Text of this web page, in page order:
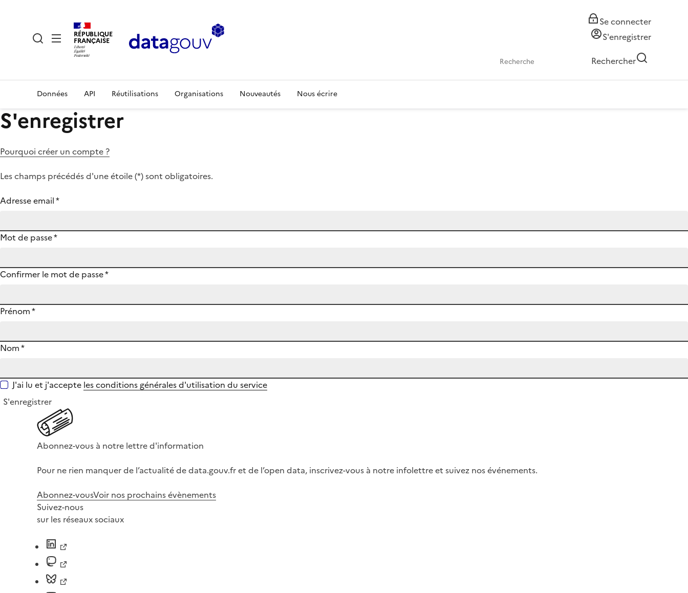
RÉPUBLIQUE
FRANÇAISE
Se connecter
S'enregistrer
Rechercher
Données API Réutilisations Organisations Nouveautés Nous écrire
S'enregistrer
Pourquoi créer un compte ?
Les champs précédés d'une étoile (*) sont obligatoires.
Adresse email*
Mot de passe*
Confirmer le mot de passe*
Prénom*
Nom*
J'ai lu et j'accepte les conditions générales d'utilisation du service
S'enregistrer
Abonnez-vous à notre lettre d'information
Pour ne rien manquer de l’actualité de data.gouv.fr et de l’open data, inscrivez-vous à notre infolettre et suivez nos événements.
Abonnez-vousVoir nos prochains évènements
Suivez-nous
sur les réseaux sociaux